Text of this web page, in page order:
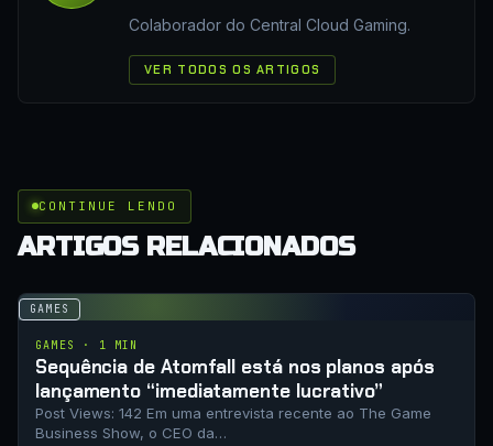
Colaborador do Central Cloud Gaming.
VER TODOS OS ARTIGOS
CONTINUE LENDO
ARTIGOS RELACIONADOS
GAMES
GAMES · 1 MIN
Sequência de Atomfall está nos planos após
lançamento “imediatamente lucrativo”
Post Views: 142 Em uma entrevista recente ao The Game
Business Show, o CEO da…